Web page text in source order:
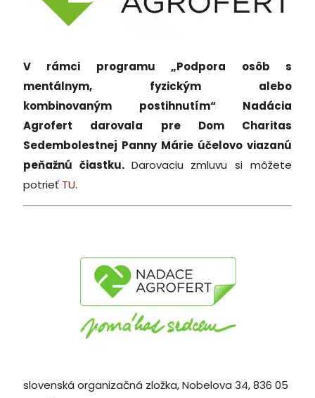
V rámci programu „Podpora osôb s
mentálnym, fyzickým alebo
kombinovaným postihnutím“ Nadácia
Agrofert darovala pre Dom Charitas
Sedembolestnej Panny Márie účelovo viazanú
peňažnú čiastku. Darovaciu zmluvu si môžete
potrieť TU.
slovenská organizačná zložka, Nobelova 34, 836 05